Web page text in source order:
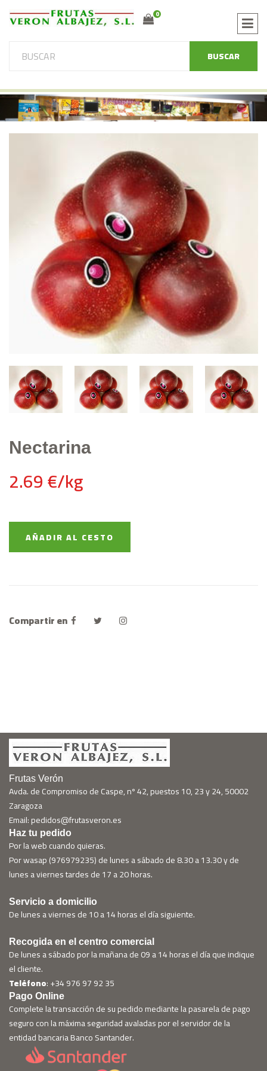
0
BUSCAR
Nectarina
2.69 €/kg
AÑADIR AL CESTO
Compartir en
Frutas Verón
Avda. de Compromiso de Caspe, nº 42, puestos 10, 23 y 24, 50002
Zaragoza
Email: pedidos@frutasveron.es
Haz tu pedido
Por la web cuando quieras.
Por wasap (976979235) de lunes a sábado de 8.30 a 13.30 y de
lunes a viernes tardes de 17 a 20 horas.
Servicio a domicilio
De lunes a viernes de 10 a 14 horas el día siguiente.
Recogida en el centro comercial
De lunes a sábado por la mañana de 09 a 14 horas el día que indique
el cliente.
Teléfono: +34 976 97 92 35
Pago Online
Complete la transacción de su pedido mediante la pasarela de pago
seguro con la máxima seguridad avaladas por el servidor de la
entidad bancaria Banco Santander.